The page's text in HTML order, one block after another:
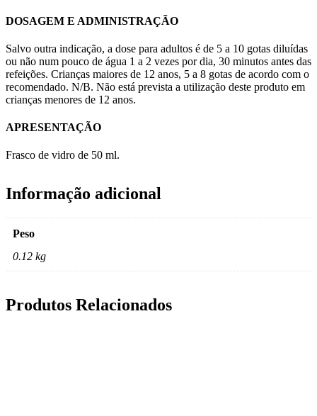
DOSAGEM E ADMINISTRAÇÃO
Salvo outra indicação, a dose para adultos é de 5 a 10 gotas diluídas
ou não num pouco de água 1 a 2 vezes por dia, 30 minutos antes das
refeições. Crianças maiores de 12 anos, 5 a 8 gotas de acordo com o
recomendado. N/B. Não está prevista a utilização deste produto em
crianças menores de 12 anos.
APRESENTAÇÃO
Frasco de vidro de 50 ml.
Informação adicional
Peso
0.12 kg
Produtos Relacionados